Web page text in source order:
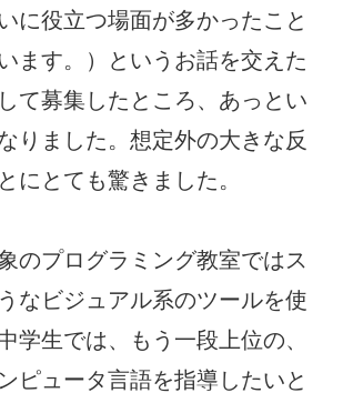
に役立つ場面が多かったこと
ます。）というお話を交えた
て募集したところ、あっとい
りました。想定外の大きな反
にとても驚きました。
のプログラミング教室ではス
なビジュアル系のツールを使
学生では、もう一段上位の、
ピュータ言語を指導したいと